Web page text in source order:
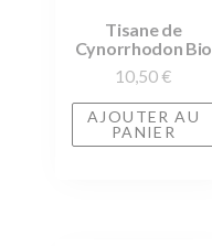
Tisane de
Cynorrhodon Bio
10,50 €
AJOUTER AU
PANIER